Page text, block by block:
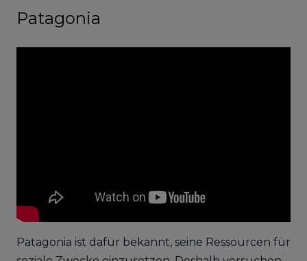
Patagonia
Patagonia ist dafür bekannt, seine Ressourcen für